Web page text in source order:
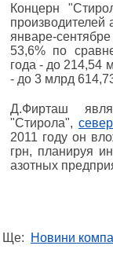
Концерн
производителей
январе-
53,6% по
года - до 214,54
- до 3 млрд
Д.Фирташ
"Стирола",
2011 году он
грн, планируя
азотных
Ще: Новини